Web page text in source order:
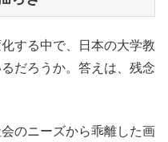
する中で、日本の大学教
だろうか。答えは、残念
のニーズから乖離した画